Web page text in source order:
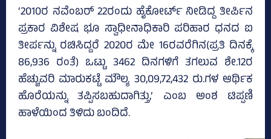
‘2010ರ ನವೆಂಬರ್‌ 22ರಂದು ಹೈಕೋರ್ಟ್‌ ನೀಡಿದ್ದ ತೀರ್ಪಿನ
ಪ್ರಕಾರ ವಿಶೇಷ ಭೂ ಸ್ವಾಧೀನಾಧಿಕಾರಿ ಪರಿಹಾರ ಧನದ ಐ
ತೀರ್ಪನ್ನು ರಚಿಸಿದ್ದರೆ 2020ರ ಮೇ 16ರವರೆಗಿನ(ಪ್ರತಿ ದಿನಕ್ಕೆ
86,936 ರಂತೆ) ಒಟ್ಟು 3462 ದಿನಗಳಿಗೆ ತಗಲುವ ಶೇ.12ರ
ಹೆಚ್ಚುವರಿ ಮಾರುಕಟ್ಟೆ ಮೌಲ್ಯ 30,09,72,432 ರು.ಗಳ ಆರ್ಥಿಕ
ಹೊರೆಯನ್ನು ತಪ್ಪಿಸಬಹುದಾಗಿತ್ತು,’ ಎಂಬ ಅಂಶ ಟಿಪ್ಪಣಿ
ಹಾಳೆಯಿಂದ ತಿಳಿದು ಬಂದಿದೆ.